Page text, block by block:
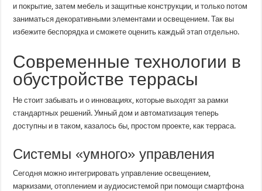
и покрытие, затем мебель и защитные конструкции, и только потом
заниматься декоративными элементами и освещением. Так вы
избежите беспорядка и сможете оценить каждый этап отдельно.
Современные технологии в
обустройстве террасы
Не стоит забывать и о инновациях, которые выходят за рамки
стандартных решений. Умный дом и автоматизация теперь
доступны и в таком, казалось бы, простом проекте, как терраса.
Системы «умного» управления
Сегодня можно интегрировать управление освещением,
маркизами, отоплением и аудиосистемой при помощи смартфона